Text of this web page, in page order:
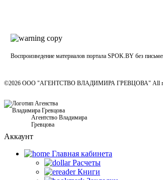
Воспроизведение материалов портала SPOK.BY без
©2026 ООО "АГЕНТСТВО ВЛАДИМИРА ГРЕВЦОВА" All
Агентство Владимира
Гревцова
Аккаунт
Главная кабинетa
Расчеты
Книги